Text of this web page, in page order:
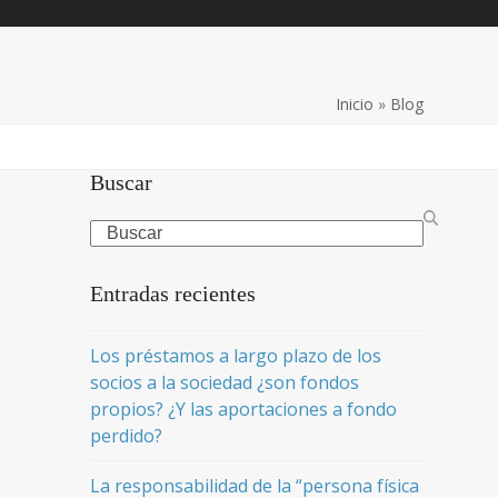
Inicio » Blog
Buscar
Search
Entradas recientes
Los préstamos a largo plazo de los
socios a la sociedad ¿son fondos
propios? ¿Y las aportaciones a fondo
perdido?
La responsabilidad de la “persona física